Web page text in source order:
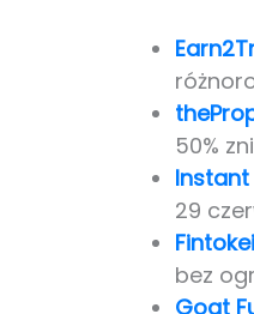
50%
Instant
29
Fintokei
bez
Goat